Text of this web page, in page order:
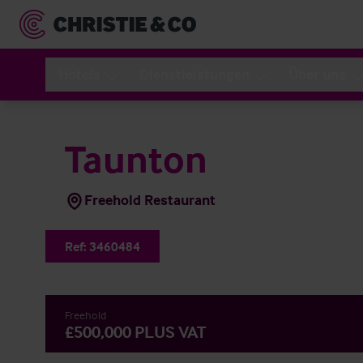
Taunton
Freehold Restaurant
Ref: 3460484
Freehold
£500,000 PLUS VAT